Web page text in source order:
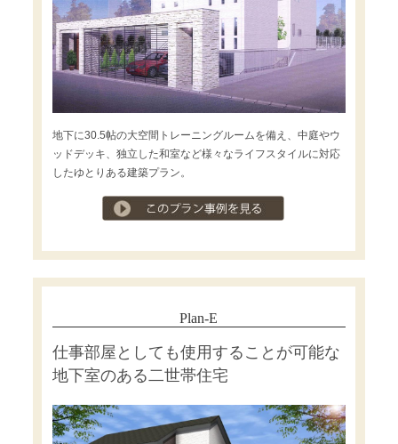
地下に30.5帖の大空間トレーニングルームを備え、中庭やウ
ッドデッキ、独立した和室など様々なライフスタイルに対応
したゆとりある建築プラン。
Plan-E
仕事部屋としても使用することが可能な
地下室のある二世帯住宅